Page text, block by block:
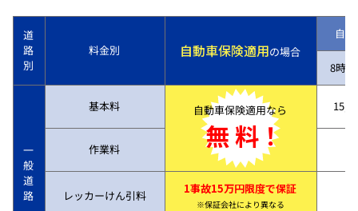
道
路
別
料金別 自動車保険適用の場合
自
8時
一
般
道
路
基本料 自動車保険適用なら
無 料！
作業料
レッカーけん引料 1事故15万円限度で保証
※保証会社により異なる